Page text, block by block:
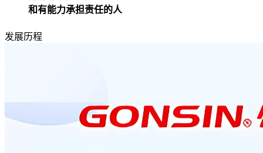
和有能力承担责任的人
发展历程